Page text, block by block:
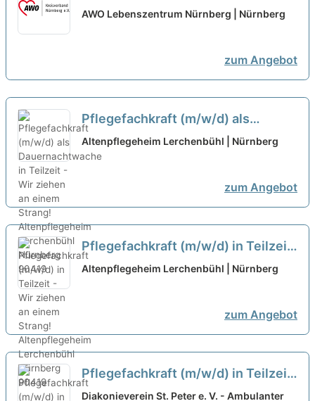
(80%) – Wir kommen Ihnen mit
AWO Lebenszentrum Nürnberg | Nürnberg
zum Angebot
Pflegefachkraft (m/w/d) als
Dauernachtwache in Teilzeit - Wir
ziehen an einem Strang!
Altenpflegeheim Lerchenbühl | Nürnberg
zum Angebot
Pflegefachkraft (m/w/d) in Teilzeit
- Wir ziehen an einem Strang! neu
Altenpflegeheim Lerchenbühl | Nürnberg
zum Angebot
Pflegefachkraft (m/w/d) in Teilzeit
(20-30h/Woche) – Bei uns startet
Diakonieverein St. Peter e. V. - Ambulanter